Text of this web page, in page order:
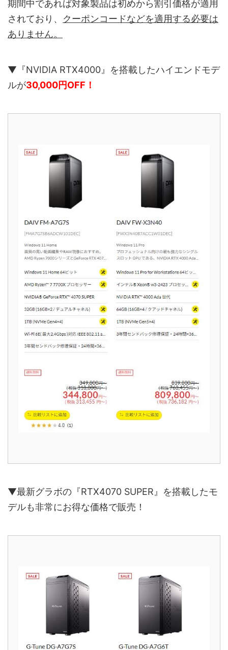
期間中であれば対象製品は初めから割引価格が適用
されており、 クーポンコードなどを適用する必要は
ありません。
▼『NVIDIA RTX4000』を搭載したハイエンドモデ
ルが30,000円OFF！
▼最新グラボの『RTX4070 SUPER』を搭載したモ
デルも非常にお得な価格で販売！